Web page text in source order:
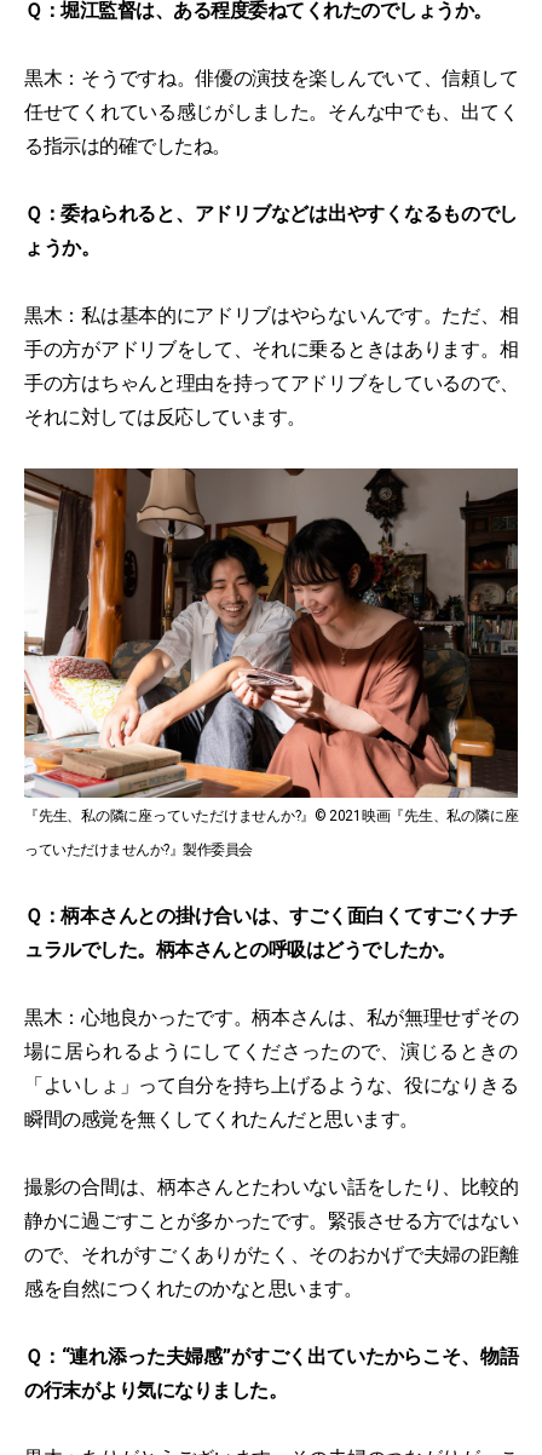
Ｑ：堀江監督は、ある程度委ねてくれたのでしょうか。
黒木：そうですね。俳優の演技を楽しんでいて、信頼して
任せてくれている感じがしました。そんな中でも、出てく
る指示は的確でしたね。
Ｑ：委ねられると、アドリブなどは出やすくなるものでし
ょうか。
黒木：私は基本的にアドリブはやらないんです。ただ、相
手の方がアドリブをして、それに乗るときはあります。相
手の方はちゃんと理由を持ってアドリブをしているので、
それに対しては反応しています。
『先生、私の隣に座っていただけませんか?』© 2021映画『先生、私の隣に座
っていただけませんか?』製作委員会
Ｑ：柄本さんとの掛け合いは、すごく面白くてすごくナチ
ュラルでした。柄本さんとの呼吸はどうでしたか。
黒木：心地良かったです。柄本さんは、私が無理せずその
場に居られるようにしてくださったので、演じるときの
「よいしょ」って自分を持ち上げるような、役になりきる
瞬間の感覚を無くしてくれたんだと思います。
撮影の合間は、柄本さんとたわいない話をしたり、比較的
静かに過ごすことが多かったです。緊張させる方ではない
ので、それがすごくありがたく、そのおかげで夫婦の距離
感を自然につくれたのかなと思います。
Ｑ：“連れ添った夫婦感”がすごく出ていたからこそ、物語
の行末がより気になりました。